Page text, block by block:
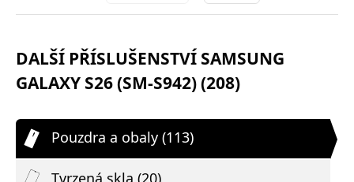
DALŠÍ PŘÍSLUŠENSTVÍ SAMSUNG
GALAXY S26 (SM-S942) (208)
Pouzdra a obaly (113)
Tvrzená skla (20)